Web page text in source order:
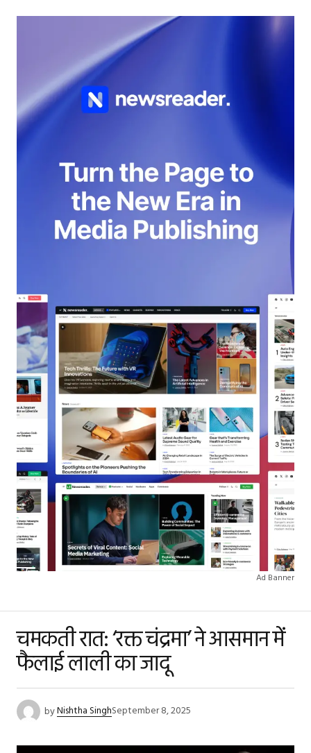
Ad Banner
चमकती रात: ‘रक्त चंद्रमा’ ने आसमान में
फैलाई लाली का जादू
byNishtha SinghSeptember 8, 2025